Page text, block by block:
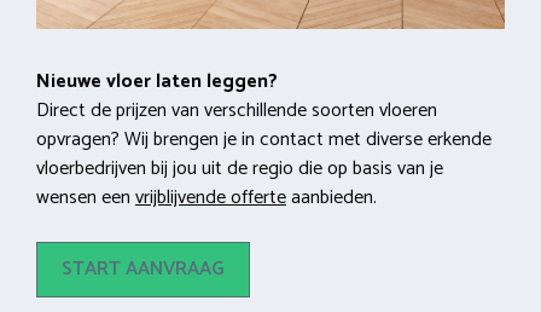
Nieuwe vloer laten leggen?
Direct de prijzen van verschillende soorten vloeren
opvragen? Wij brengen je in contact met diverse erkende
vloerbedrijven bij jou uit de regio die op basis van je
wensen eenvrijblijvende offerteaanbieden.
START AANVRAAG